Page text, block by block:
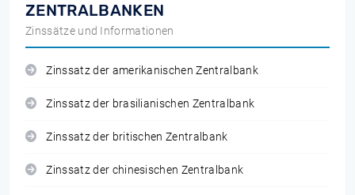
ZENTRALBANKEN
Zinssätze und Informationen
Zinssatz der amerikanischen Zentralbank
Zinssatz der brasilianischen Zentralbank
Zinssatz der britischen Zentralbank
Zinssatz der chinesischen Zentralbank